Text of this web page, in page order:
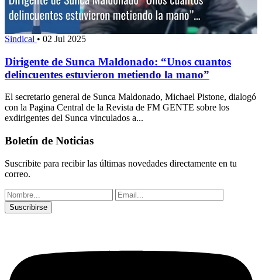
Sindical • 02 Jul 2025
Dirigente de Sunca Maldonado: “Unos cuantos
delincuentes estuvieron metiendo la mano”
El secretario general de Sunca Maldonado, Michael Pistone, dialogó
con la Pagina Central de la Revista de FM GENTE sobre los
exdirigentes del Sunca vinculados a...
Boletín de Noticias
Suscribite para recibir las últimas novedades directamente en tu
correo.
Suscribirse